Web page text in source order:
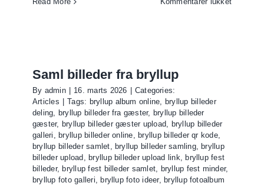
Saml billeder fra bryllup
By admin 16. marts 2026
Categories:
Articles
Tags: bryllup album online, bryllup billeder
deling, bryllup billeder fra gæster, bryllup billeder
gæster, bryllup billeder gæster upload, bryllup billeder
galleri , bryllup billeder online, bryllup billeder qr kode,
bryllup billeder samlet, bryllup billeder samling, bryllup
billeder upload , bryllup billeder upload link, bryllup fest
billeder, bryllup fest billeder samlet, bryllup fest minder,
bryllup foto galleri, bryllup foto ideer, bryllup fotoalbum